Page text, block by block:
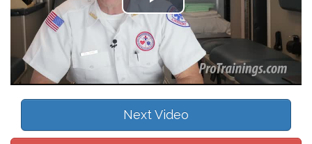
Play
Video
Next Video